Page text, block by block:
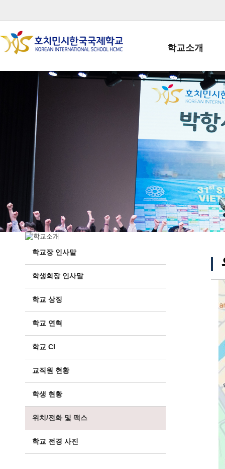
학교소개
학교장인사말
학생회장인사말
학교상징
학교 CI
교직원현황
학생현황
위치/전화
전경사진
학교장 인사말
학생회장 인사말
학교 상징
학교 연혁
학교 CI
교직원 현황
학생 현황
위치/전화 및 팩스
학교 전경 사진